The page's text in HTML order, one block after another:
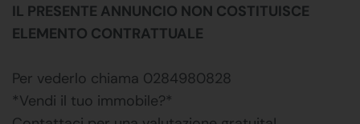
IL PRESENTE ANNUNCIO NON COSTITUISCE
ELEMENTO CONTRATTUALE
Per vederlo chiama 0284980828
*Vendi il tuo immobile?*